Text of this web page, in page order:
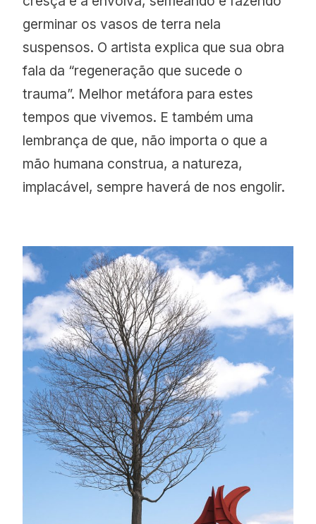
germinar os vasos de terra nela
suspensos. O artista explica que sua obra
fala da “regeneração que sucede o
trauma”. Melhor metáfora para estes
tempos que vivemos. E também uma
lembrança de que, não importa o que a
mão humana construa, a natureza,
implacável, sempre haverá de nos engolir.